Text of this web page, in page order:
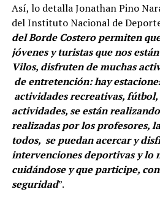
Así, lo detalla Jonathan Pino
del Instituto Nacional de
del Borde Costero permiten
jóvenes y turistas que nos
Vilos, disfruten de muchas
de entretención: hay
actividades recreativas,
actividades, se están
realizadas por los profesores,
todos, se puedan acercar y
intervenciones deportivas y lo
cuidándose y que participe,
seguridad”.